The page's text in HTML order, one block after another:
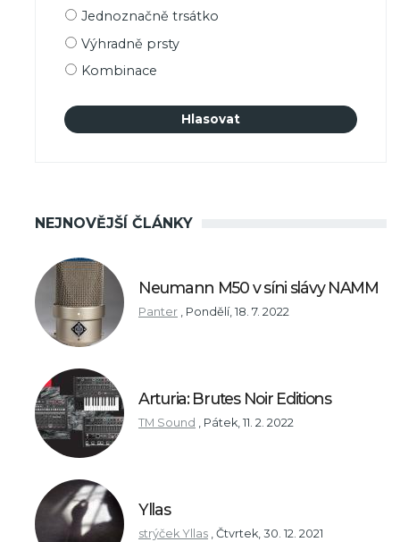
Možnosti
Jednoznačně trsátko
Výhradně prsty
Kombinace
NEJNOVĚJŠÍ ČLÁNKY
Neumann M50 v síni slávy NAMM
Panter , Pondělí, 18. 7. 2022
Arturia: Brutes Noir Editions
TM Sound , Pátek, 11. 2. 2022
Yllas
strýček Yllas , Čtvrtek, 30. 12. 2021